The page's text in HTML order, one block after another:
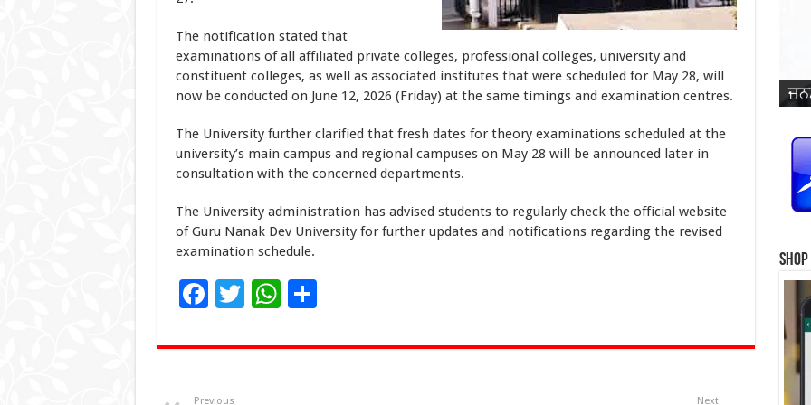
The notification stated that
examinations of all affiliated private colleges, professional colleges, university and
constituent colleges, as well as associated institutes that were scheduled for May 28, will
now be conducted on June 12, 2026 (Friday) at the same timings and examination centres.
The University further clarified that fresh dates for theory examinations scheduled at the
university’s main campus and regional campuses on May 28 will be announced later in
consultation with the concerned departments.
The University administration has advised students to regularly check the official website
of Guru Nanak Dev University for further updates and notifications regarding the revised
examination schedule.
F
e
T
tt
W
at
S
ar
Previous Next